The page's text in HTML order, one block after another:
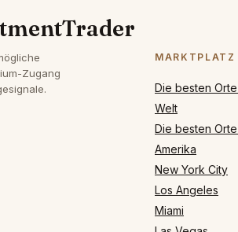
Zugang
MARKTPLATZ
Die besten
Welt
Die besten
Amerika
New York City
Los Angeles
Miami